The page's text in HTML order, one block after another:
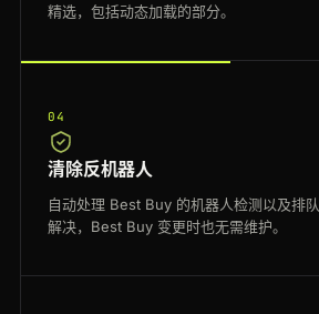
精选，包括动态加载的部分。
04
清除反机器人
自动处理 Best Buy 的机器人检测以及排
解决，Best Buy 变更时也无需维护。